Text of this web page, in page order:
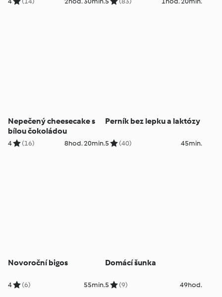
Nepečený cheesecake s
bílou čokoládou
4 (16) 8hod. 20min.
Perník bez lepku a laktózy
5 (40) 45min.
Novoroční bigos
4 (6) 55min.
Domácí šunka
5 (9) 49hod.